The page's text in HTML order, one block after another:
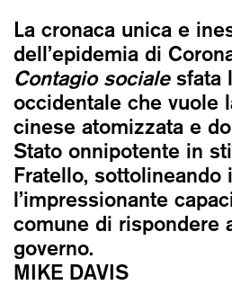
La cronaca unica e
dell’epidemia di
Contagio socialesfata
occidentale che vuole
cinese atomizzata e
Stato onnipotente in
Fratello, sottolineando
l’impressionante
comune di rispondere
governo.
MIKE DAVIS